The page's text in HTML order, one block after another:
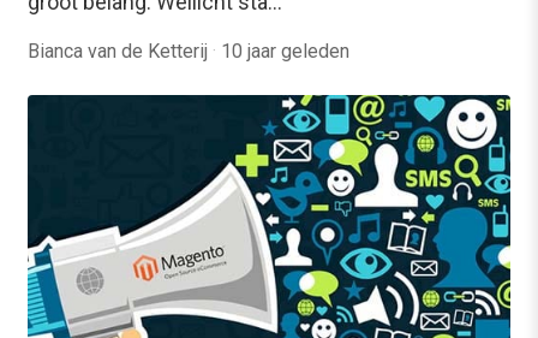
Bianca van de Ketterij · 10 jaar geleden